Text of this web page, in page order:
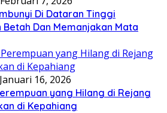
Di Dataran Tinggi
Betah Dan Memanjakan Mata
Januari 16, 2026
yang Hilang di Rejang
di Kepahiang